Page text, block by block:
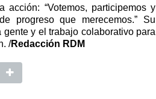
“Votemos, participemos y
progreso que merecemos.” Su
y el trabajo colaborativo para
/Redacción RDM